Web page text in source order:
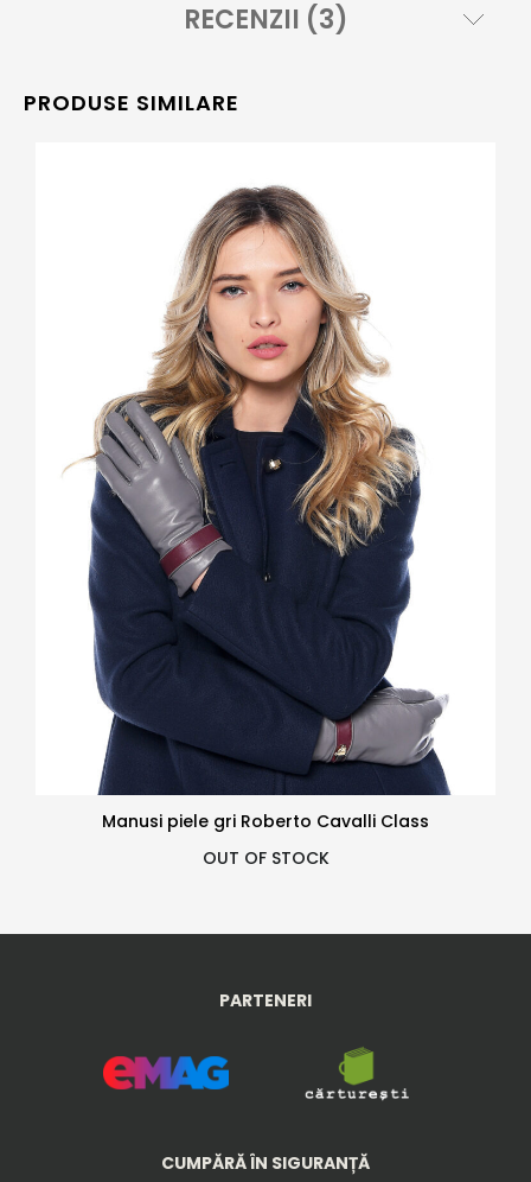
RECENZII (3)
PRODUSE SIMILARE
Manusi piele gri Roberto Cavalli Class
OUT OF STOCK
PARTENERI
CUMPĂRĂ ÎN SIGURANȚĂ